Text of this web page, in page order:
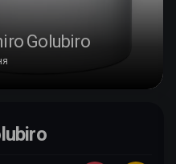
Golubiro